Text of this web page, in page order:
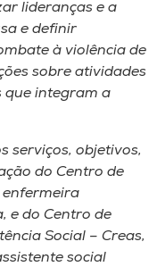
lideranças e a
e definir
à violência de
sobre atividades
que integram a
serviços, objetivos,
do Centro de
enfermeira
e do Centro de
Social – Creas,
social